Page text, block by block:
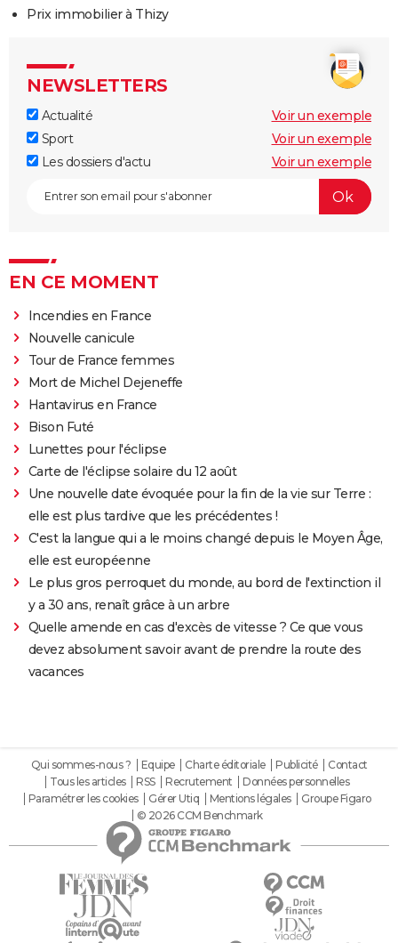
Prix immobilier à Thizy
NEWSLETTERS
Actualité
Voir un exemple
Sport
Voir un exemple
Les dossiers d'actu
Voir un exemple
EN CE MOMENT
Incendies en France
Nouvelle canicule
Tour de France femmes
Mort de Michel Dejeneffe
Hantavirus en France
Bison Futé
Lunettes pour l'éclipse
Carte de l'éclipse solaire du 12 août
Une nouvelle date évoquée pour la fin de la vie sur Terre :
elle est plus tardive que les précédentes !
C'est la langue qui a le moins changé depuis le Moyen Âge,
elle est européenne
Le plus gros perroquet du monde, au bord de l'extinction il
y a 30 ans, renaît grâce à un arbre
Quelle amende en cas d'excès de vitesse ? Ce que vous
devez absolument savoir avant de prendre la route des
vacances
Qui sommes-nous ? Equipe Charte éditoriale Publicité
Contact
Tous les articles
RSS Recrutement
Données personnelles
Paramétrer les cookies
Gérer Utiq Mentions légales
Groupe Figaro
© 2026 CCM Benchmark